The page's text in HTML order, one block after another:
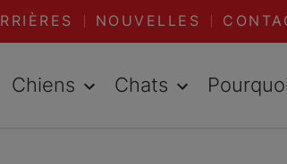
NOUVELLES
Chiens Chats